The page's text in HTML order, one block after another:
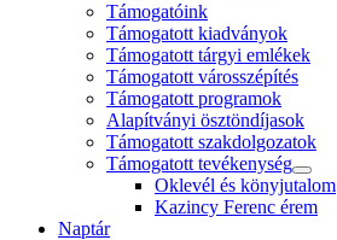
Támogatóink
Támogatott kiadványok
Támogatott tárgyi emlékek
Támogatott városszépítés
Támogatott programok
Alapítványi ösztöndíjasok
Támogatott szakdolgozatok
Támogatott tevékenység
Oklevél és könyjutalom
Kazincy Ferenc érem
Naptár